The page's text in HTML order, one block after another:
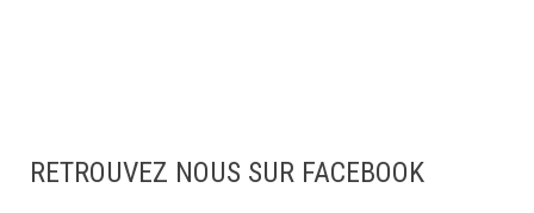
RETROUVEZ NOUS SUR FACEBOOK